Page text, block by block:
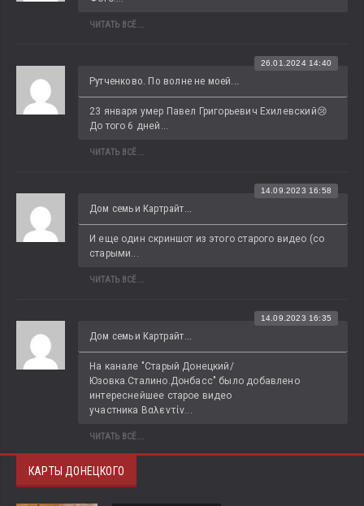
ЧИТАТЬ ВСЁ...
Рутченково. По волне не моей...
26.01.2024 14:40
23 января умер Павел Григорьевич Ехилевский😢
До того 6 дней...
ЧИТАТЬ ВСЁ...
Дом семьи Картрайт...
14.09.2023 16:58
И еще один скриншот из этого старого видео (со
старыми...
ЧИТАТЬ ВСЁ...
Дом семьи Картрайт...
14.09.2023 16:35
На канале "Старый Донецкий/
Юзовка.Сталино.Донбасс" было добавлено
интереснейшее старое видео
участника Βαλεντίν...
ЧИТАТЬ ВСЁ...
КАРТЫ ДОНЕЦКОГО